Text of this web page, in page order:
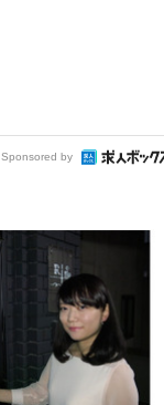
Sponsored by